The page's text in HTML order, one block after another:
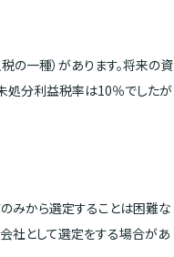
一種）があります。将来の資
処分利益税率は10％でしたが
みから選定することは困難な
社として選定をする場合があ